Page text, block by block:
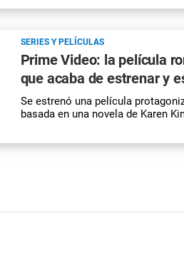
SERIES Y PELÍCULAS
Prime Video: la película
que acaba de estrenar y
Se estrenó una película
basada en una novela de Karen